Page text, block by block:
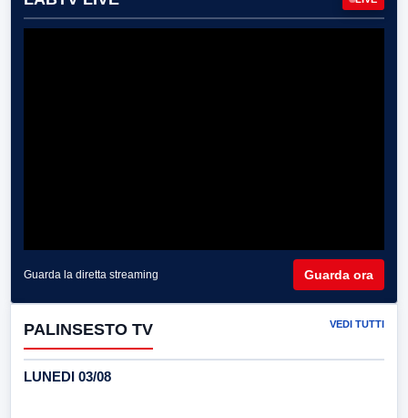
Guarda la diretta streaming Guarda ora
PALINSESTO TV VEDI TUTTI
LUNEDI 03/08